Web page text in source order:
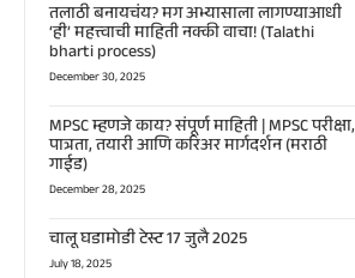
तलाठी बनायचंय? मग अभ्यासाला लागण्याआधी
‘ही’ महत्त्वाची माहिती नक्की वाचा! (Talathi
bharti process)
December 30, 2025
MPSC म्हणजे काय? संपूर्ण माहिती | MPSC परीक्षा,
पात्रता, तयारी आणि करिअर मार्गदर्शन (मराठी
गाईड)
December 28, 2025
चालू घडामोडी टेस्ट 17 जुलै 2025
July 18, 2025